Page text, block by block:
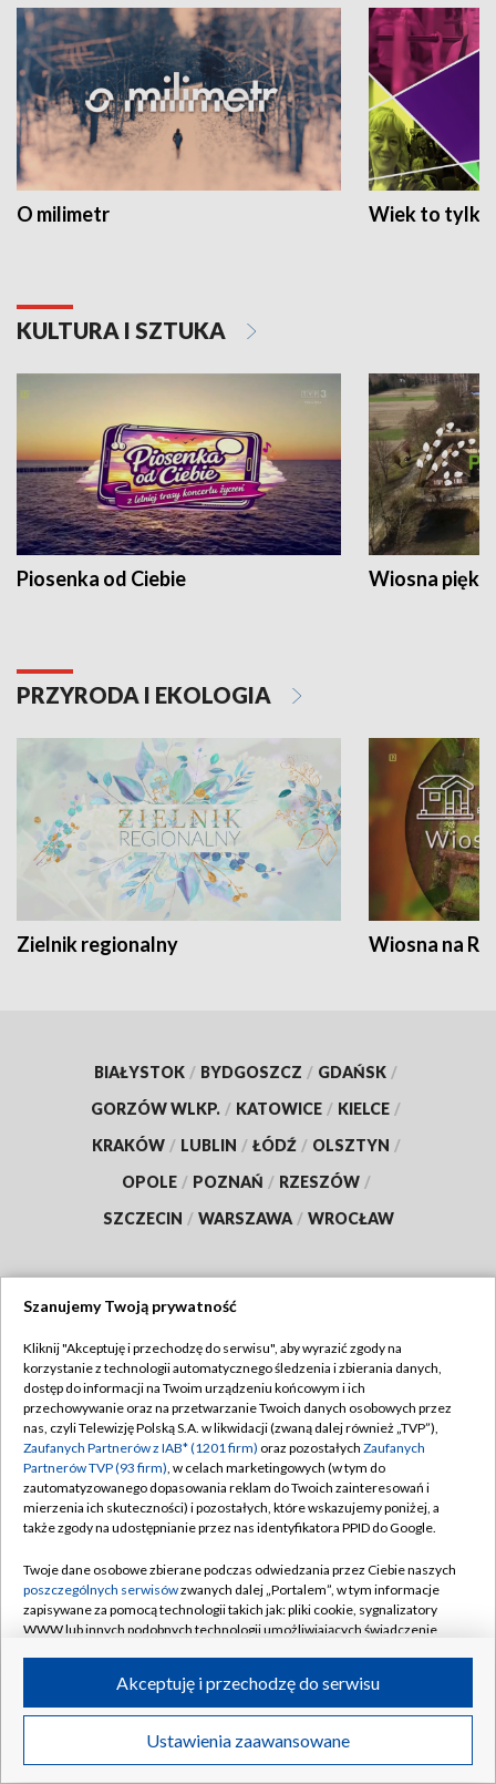
O milimetr Wiek to tylko
KULTURA I SZTUKA
Piosenka od Ciebie Wiosna
PRZYRODA I EKOLOGIA
Zielnik regionalny Wiosna na
BIAŁYSTOK / BYDGOSZCZ / GDAŃSK /
GORZÓW WLKP. / KATOWICE / KIELCE /
KRAKÓW / LUBLIN / ŁÓDŹ / OLSZTYN /
OPOLE / POZNAŃ / RZESZÓW /
SZCZECIN / WARSZAWA / WROCŁAW
TVP
Abonament TVP
Emisja w TVP
Centrum informacji TVP
Naziemna Telewizja Cyfrowa
Rada Programowa
System NOS
Informacje o nadawcy
Program dla prasy
Ogłoszenie przetargowe
Regulamin TVP
Polityka prywatności
Moje zgody
Pomoc
Kontakt
Kanały
©2026 Telewizja Polska S.A. w likwidacji
Szanujemy Twoją prywatność
Kliknij "Akceptuję i przechodzę do serwisu", aby wyrazić zgody na
korzystanie z technologii automatycznego śledzenia i zbierania danych,
dostęp do informacji na Twoim urządzeniu końcowym i ich
przechowywanie oraz na przetwarzanie Twoich danych osobowych przez
nas, czyli Telewizję Polską S.A. w likwidacji (zwaną dalej również „TVP”),
Zaufanych Partnerów z IAB* (1201 firm) oraz pozostałych Zaufanych
Partnerów TVP (93 firm), w celach marketingowych (w tym do
zautomatyzowanego dopasowania reklam do Twoich zainteresowań i
mierzenia ich skuteczności) i pozostałych, które wskazujemy poniżej, a
także zgody na udostępnianie przez nas identyfikatora PPID do Google.
Twoje dane osobowe zbierane podczas odwiedzania przez Ciebie naszych
poszczególnych serwisówzwanych dalej „Portalem”, w tym informacje
zapisywane za pomocą technologii takich jak: pliki cookie, sygnalizatory
WWW lub innych podobnych technologii umożliwiających świadczenie
ruchu w Internecie.
Twoje dane osobowe zbierane podczas odwiedzania przez Ciebie
poszczególnych serwisówna Portalu, takie jak adresy IP, identyfikatory
Ustawienia zaawansowane
Akceptuję i przechodzę do serwisu